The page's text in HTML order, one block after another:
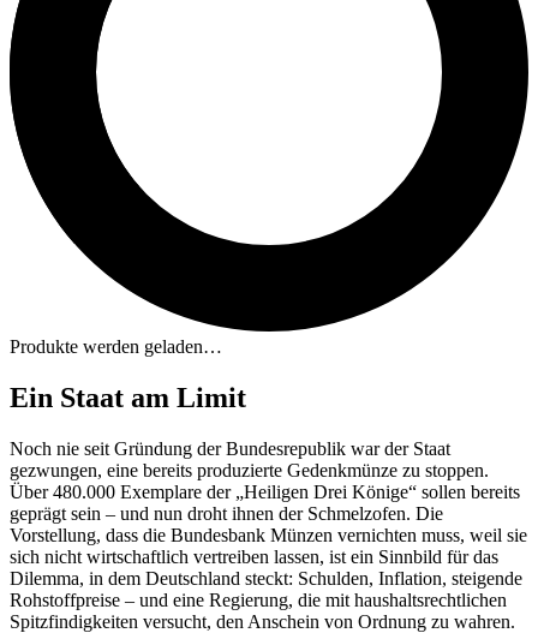
Produkte werden geladen…
Ein Staat am Limit
Noch nie seit Gründung der Bundesrepublik war der Staat
gezwungen, eine bereits produzierte Gedenkmünze zu stoppen.
Über 480.000 Exemplare der „Heiligen Drei Könige“ sollen bereits
geprägt sein – und nun droht ihnen der Schmelzofen. Die
Vorstellung, dass die Bundesbank Münzen vernichten muss, weil sie
sich nicht wirtschaftlich vertreiben lassen, ist ein Sinnbild für das
Dilemma, in dem Deutschland steckt: Schulden, Inflation, steigende
Rohstoffpreise – und eine Regierung, die mit haushaltsrechtlichen
Spitzfindigkeiten versucht, den Anschein von Ordnung zu wahren.